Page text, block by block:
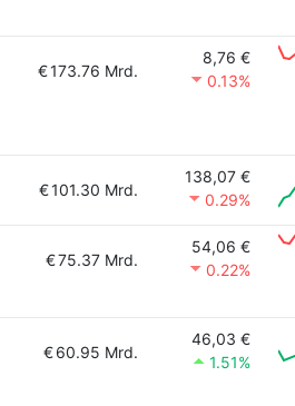
€173.76 Mrd.
8,76 €
0.13%
€101.30 Mrd.
138,07 €
0.29%
€75.37 Mrd.
54,06 €
0.22%
€60.95 Mrd.
46,03 €
1.51%